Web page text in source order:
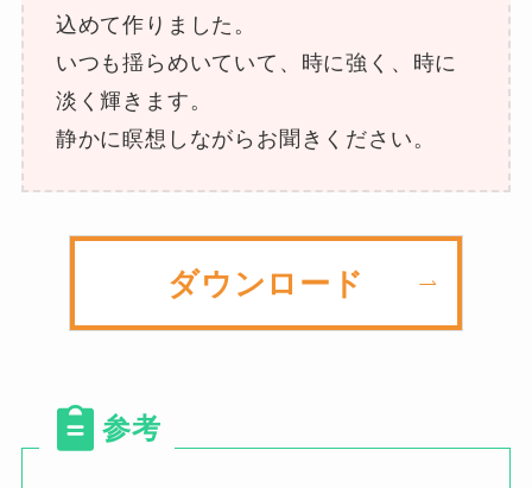
込めて作りました。
いつも揺らめいていて、時に強く、時に
淡く輝きます。
静かに瞑想しながらお聞きください。
ダウンロード
参考